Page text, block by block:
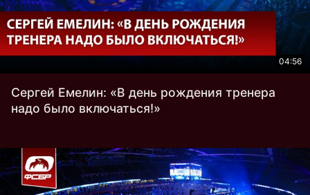
04:56
Сергей Емелин: «В день рождения тренера
надо было включаться!»